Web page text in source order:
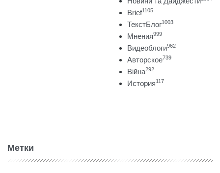
Brief1105
ТекстБлог1003
Мнения999
Видеоблоги962
Авторское739
Війна292
История117
Метки